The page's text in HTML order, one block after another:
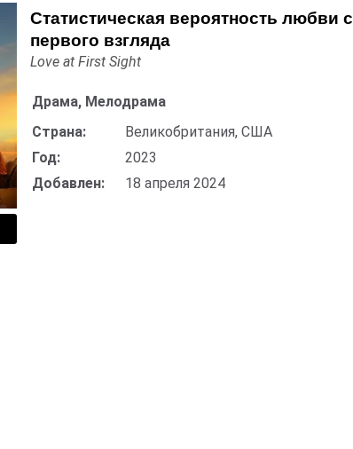
Статистическая вероятность любви с
первого взгляда
Love at First Sight
Драма, Мелодрама
Страна:
Великобритания, США
Год:
2023
Добавлен:
18 апреля 2024